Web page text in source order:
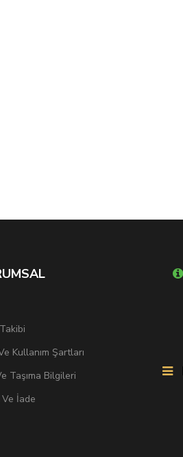
Kullanım Şartları
Taşıma Bilgileri
İade